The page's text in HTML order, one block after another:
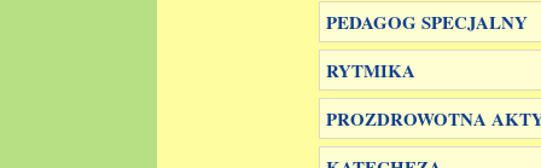
PEDAGOG SPECJALNY
RYTMIKA
PROZDROWOTNA